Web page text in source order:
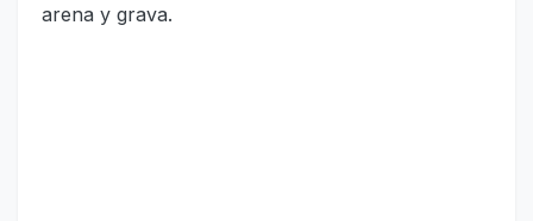
arena y grava.